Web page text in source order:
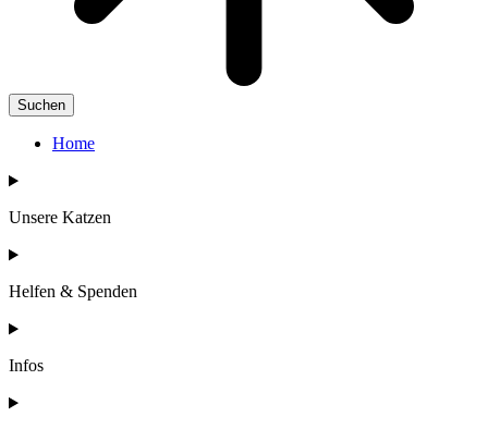
Suchen
Home
Unsere Katzen
Helfen & Spenden
Infos